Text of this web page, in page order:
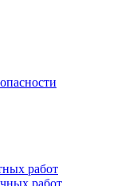
работ
работ